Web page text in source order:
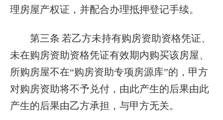
理房屋产权证，并配合办理抵押登记手续。
第三条 若乙方未持有购房资助资格凭证、
未在购房资助资格凭证有效期内购买该房屋、
所购房屋不在“购房资助专项房源库”的，甲方
对购房资助将不予兑付，由此产生的后果由此
产生的后果由乙方承担，与甲方无关。